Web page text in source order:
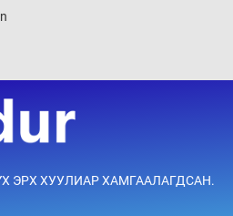
цаг 00 мин
цаг 30 мин
гэв
цаг 00 мин
ЭРХ ХУУЛИАР ХАМГААЛАГДСАН.